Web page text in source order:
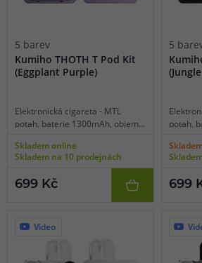
5 barev
Kumiho THOTH T Pod Kit
(Eggplant Purple)
Elektronická cigareta - MTL
potah, baterie 1300mAh, objem
spínání, automatický výkon až
35W, dobíjení USB-C, regulace
odporu, robustní kovové tělo,
Skladem online
Skladem na 10 prodejnách
699 Kč
5
potah,
spínání,
35W,
odporu,
699
Video